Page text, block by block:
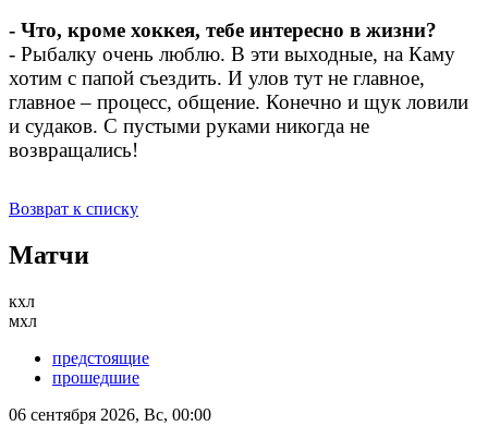
- Что, кроме хоккея, тебе интересно в жизни?
- Рыбалку очень люблю. В эти выходные, на Каму
хотим с папой съездить. И улов тут не главное,
главное – процесс, общение. Конечно и щук ловили
и судаков. С пустыми руками никогда не
возвращались!
Возврат к списку
Матчи
кхл
мхл
предстоящие
прошедшие
06 сентября 2026, Вс, 00:00